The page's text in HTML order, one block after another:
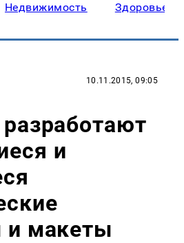
Недвижимость Здоровье
10.11.2015, 09:05
и
и макеты